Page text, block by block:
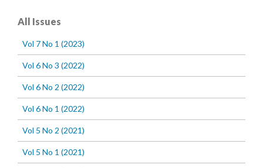
All Issues
Vol 7 No 1 (2023)
Vol 6 No 3 (2022)
Vol 6 No 2 (2022)
Vol 6 No 1 (2022)
Vol 5 No 2 (2021)
Vol 5 No 1 (2021)